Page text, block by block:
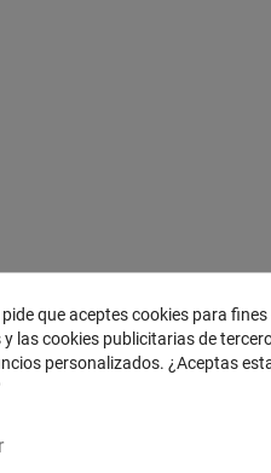
cajas sin rebaje para el
que aceptes cookies para
y las cookies publicitarias de
personalizados. ¿Aceptas